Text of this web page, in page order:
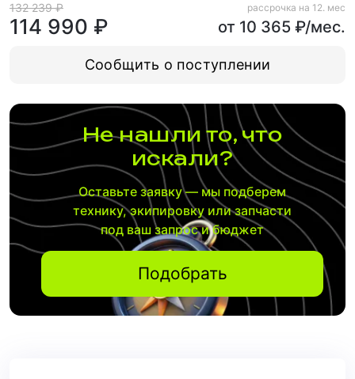
132 239 ₽
114 990 ₽
рассрочка на 12. мес
от 10 365 ₽/мес.
Сообщить о поступлении
Не нашли то, что
искали?
Оставьте заявку — мы подберем
технику, экипировку или запчасти
под ваш запрос и бюджет
Подобрать